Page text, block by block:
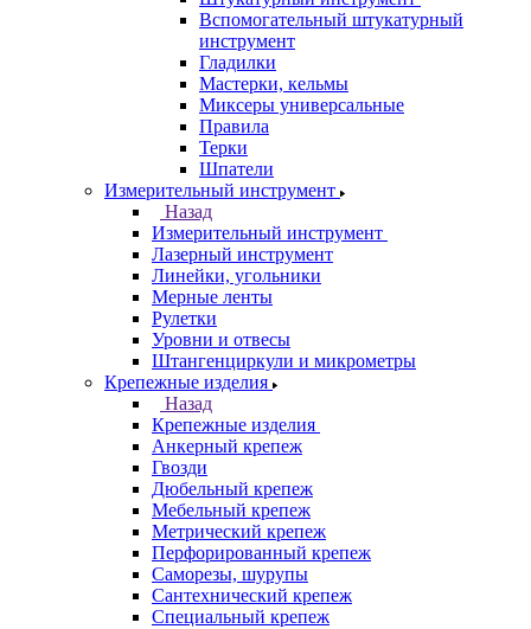
Вспомогательный штукатурный
инструмент
Гладилки
Мастерки, кельмы
Миксеры универсальные
Правила
Терки
Шпатели
Измерительный инструмент
Назад
Измерительный инструмент
Лазерный инструмент
Линейки, угольники
Мерные ленты
Рулетки
Уровни и отвесы
Штангенциркули и микрометры
Крепежные изделия
Назад
Крепежные изделия
Анкерный крепеж
Гвозди
Дюбельный крепеж
Мебельный крепеж
Метрический крепеж
Перфорированный крепеж
Саморезы, шурупы
Сантехнический крепеж
Специальный крепеж